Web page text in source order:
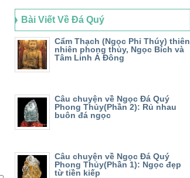
Bài Viết Về Đá Quý
Cẩm Thạch (Ngọc Phỉ Thúy) thiên
nhiên phong thủy, Ngọc Bích và
Tâm Linh Á Đông
Câu chuyện về Ngọc Đá Quý
Phong Thủy(Phần 2): Rủ nhau
buôn đá ngọc
Câu chuyện về Ngọc Đá Quý
Phong Thủy(Phần 1): Ngọc đẹp
từ tiền kiếp